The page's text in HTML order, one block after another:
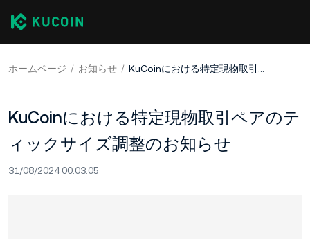
ホームページ お知らせ KuCoinにおける特定現物取引ペアのティックサイズ調整のお知らせ
KuCoinにおける特定現物取引ペアのテ
ィックサイズ調整のお知らせ
31/08/2024 00:03:05